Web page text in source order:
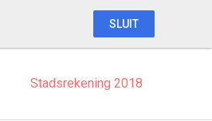
Stadsrekening 2018
SLUIT